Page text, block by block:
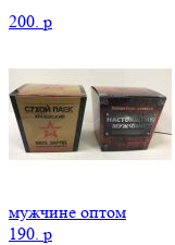
200. p
мужчине оптом
190. p